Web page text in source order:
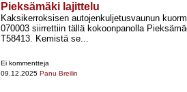
Pieksämäki lajittelu
Kaksikerroksisen autojenkuljetusvaunun
070003 siirrettiin tällä kokoonpanolla
T58413. Kemistä se...
Ei kommentteja
09.12.2025 Panu Breilin